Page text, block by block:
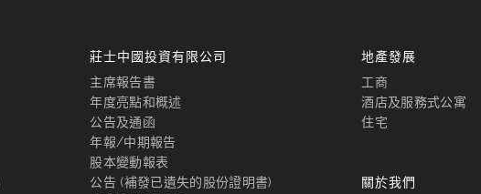
莊士中國投資有限公司
主席報告書
年度亮點和概述
公告及通函
年報/中期報告
股本變動報表
公告 (補發已遺失的股份證明書)
地產發展
工商
酒店及服務式公寓
住宅
關於我們